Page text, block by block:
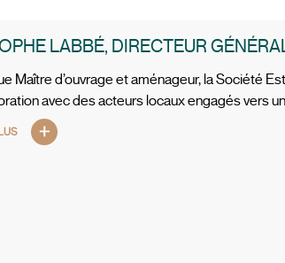
LABBÉ, DIRECTEUR
Maître d’ouvrage et aménageur, la Société
avec des acteurs locaux engagés vers